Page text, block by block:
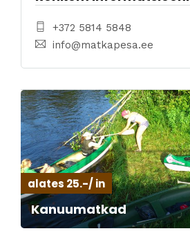
+372 5814 5848
info@matkapesa.ee
alates 25.-/ in
Kanuumatkad